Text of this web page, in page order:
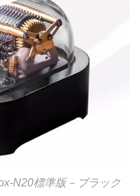
N20標準版－ブラック